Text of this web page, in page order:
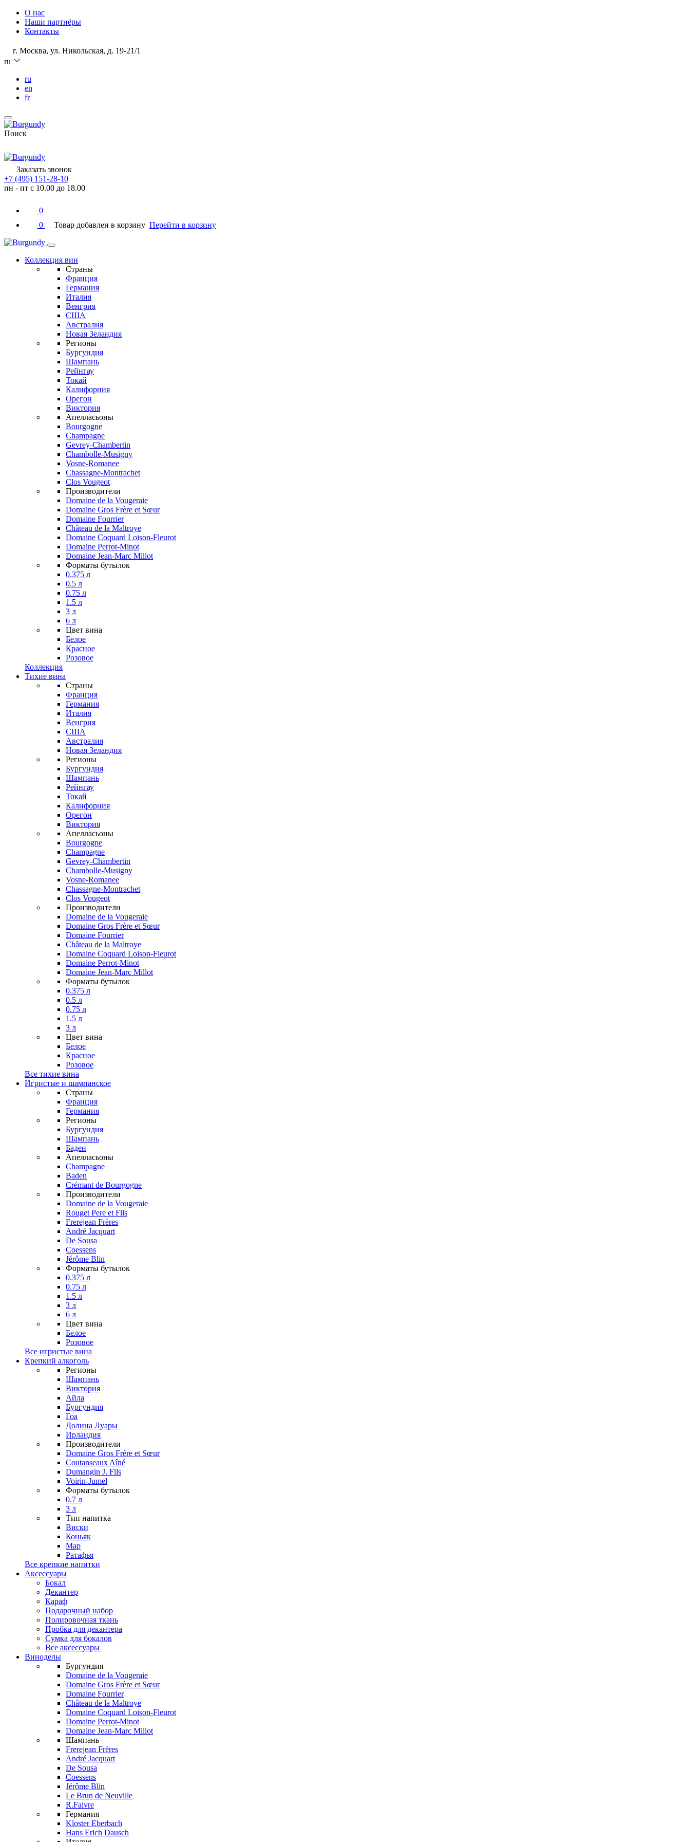
О нас
Наши партнёры
Контакты
г. Москва, ул. Никольская, д. 19-21/1
ru
ru
en
fr
Поиск
Заказать звонок
+7 (495) 151-28-10
пн - пт с 10.00 до 18.00
0
0
Товар добавлен в корзину Перейти в корзину
Коллекция вин
Страны
Франция
Германия
Италия
Венгрия
США
Австралия
Новая Зеландия
Регионы
Бургундия
Шампань
Рейнгау
Токай
Калифорния
Орегон
Виктория
Апелласьоны
Bourgogne
Champagne
Gevrey-Chambertin
Chambolle-Musigny
Vosne-Romanee
Chassagne-Montrachet
Clos Vougeot
Производители
Domaine de la Vougeraie
Domaine Gros Frère et Sœur
Domaine Fourrier
Château de la Maltroye
Domaine Coquard Loison-Fleurot
Domaine Perrot-Minot
Domaine Jean-Marc Millot
Форматы бутылок
0.375 л
0.5 л
0.75 л
1.5 л
3 л
6 л
Цвет вина
Белое
Красное
Розовое
Коллекция
Тихие вина
Страны
Франция
Германия
Италия
Венгрия
США
Австралия
Новая Зеландия
Регионы
Бургундия
Шампань
Рейнгау
Токай
Калифорния
Орегон
Виктория
Апелласьоны
Bourgogne
Champagne
Gevrey-Chambertin
Chambolle-Musigny
Vosne-Romanee
Chassagne-Montrachet
Clos Vougeot
Производители
Domaine de la Vougeraie
Domaine Gros Frère et Sœur
Domaine Fourrier
Château de la Maltroye
Domaine Coquard Loison-Fleurot
Domaine Perrot-Minot
Domaine Jean-Marc Millot
Форматы бутылок
0.375 л
0.5 л
0.75 л
1.5 л
3 л
Цвет вина
Белое
Красное
Розовое
Все тихие вина
Игристые и шампанское
Страны
Франция
Германия
Регионы
Бургундия
Шампань
Баден
Апелласьоны
Champagne
Baden
Crémant de Bourgogne
Производители
Domaine de la Vougeraie
Rouget Pere et Fils
Frerejean Frères
André Jacquart
De Sousa
Coessens
Jérôme Blin
Форматы бутылок
0.375 л
0.75 л
1.5 л
3 л
6 л
Цвет вина
Белое
Розовое
Все игристые вина
Крепкий алкоголь
Регионы
Шампань
Виктория
Айла
Бургундия
Гоа
Долина Луары
Ирландия
Производители
Domaine Gros Frère et Sœur
Coutanseaux Aîné
Dumangin J. Fils
Voirin-Jumel
Форматы бутылок
0.7 л
3 л
Тип напитка
Виски
Коньяк
Мар
Ратафья
Все крепкие напитки
Аксессуары
Бокал
Декантер
Караф
Подарочный набор
Полировочная ткань
Пробка для декантера
Сумка для бокалов
Все аксессуары
Виноделы
Бургундия
Domaine de la Vougeraie
Domaine Gros Frère et Sœur
Domaine Fourrier
Château de la Maltroye
Domaine Coquard Loison-Fleurot
Domaine Perrot-Minot
Domaine Jean-Marc Millot
Шампань
Frerejean Frères
André Jacquart
De Sousa
Coessens
Jérôme Blin
Le Brun de Neuville
R.Faivre
Германия
Kloster Eberbach
Hans Erich Dausch